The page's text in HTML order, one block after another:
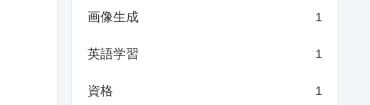
画像生成 1
英語学習 1
資格 1